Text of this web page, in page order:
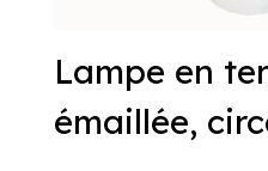
Lampe en
émaillée,